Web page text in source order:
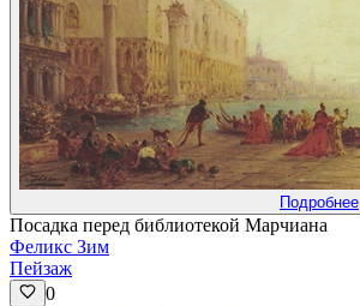
Подробнее
Посадка перед библиотекой Марчиана
Феликс Зим
Пейзаж
0